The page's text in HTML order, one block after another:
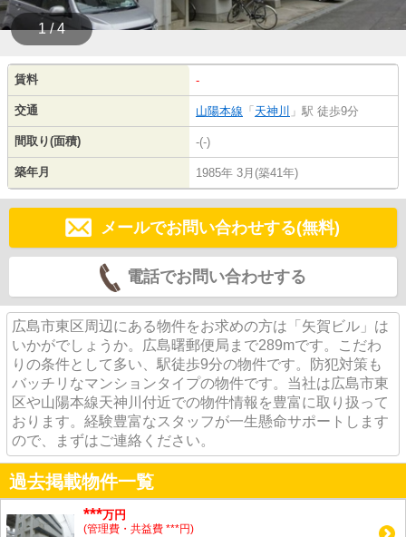
1 / 4
賃料 -
交通 山陽本線 「 天神川 」駅 徒歩9分
間取り(面積) -(-)
築年月 1985年 3月(築41年)
メールでお問い合わせする(無料)
電話でお問い合わせする
広島市東区周辺にある物件をお求めの方は「矢賀ビル」は
いかがでしょうか。広島曙郵便局まで289mです。こだわ
りの条件として多い、駅徒歩9分の物件です。防犯対策も
バッチリなマンションタイプの物件です。当社は広島市東
区や山陽本線天神川付近での物件情報を豊富に取り扱って
おります。経験豊富なスタッフが一生懸命サポートします
ので、まずはご連絡ください。
過去掲載物件一覧
***万円
(管理費・共益費 ***円)